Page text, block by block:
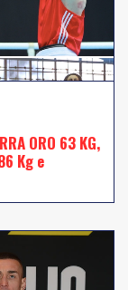
ORO 63 KG,
Kg e